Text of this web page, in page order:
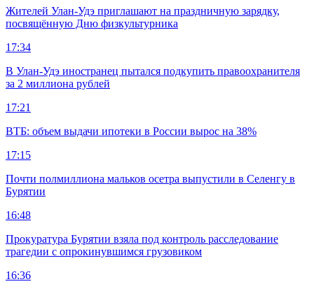
Жителей Улан-Удэ приглашают на праздничную зарядку,
посвящённую Дню физкультурника
17:34
В Улан-Удэ иностранец пытался подкупить правоохранителя
за 2 миллиона рублей
17:21
ВТБ: объем выдачи ипотеки в России вырос на 38%
17:15
Почти полмиллиона мальков осетра выпустили в Селенгу в
Бурятии
16:48
Прокуратура Бурятии взяла под контроль расследование
трагедии с опрокинувшимся грузовиком
16:36